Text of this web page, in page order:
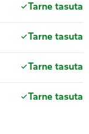
Tarne tasuta
Tarne tasuta
Tarne tasuta
Tarne tasuta